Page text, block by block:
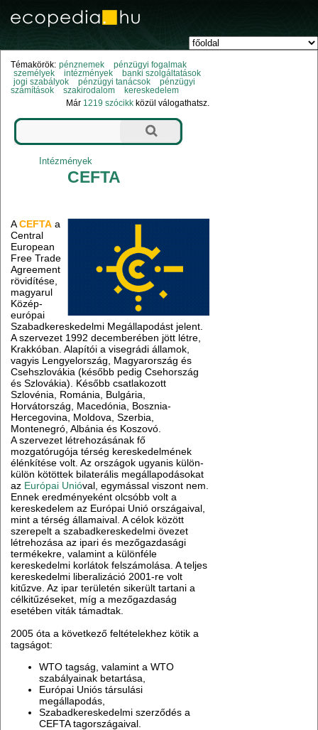
Témakörök: pénznemek
pénzügyi fogalmak
személyek
intézmények
banki szolgáltatások
jogi szabályok
pénzügyi tanácsok
pénzügyi
számítások
szakirodalom
kereskedelem
Már 1219 szócikk közül válogathatsz.
Intézmények
CEFTA
ACEFTA a
Central
European
Free Trade
Agreement
rövidítése,
magyarul
Közép-
európai
Szabadkereskedelmi Megállapodást jelent.
A szervezet 1992 decemberében jött létre,
Krakkóban. Alapítói a visegrádi államok,
vagyis Lengyelország, Magyarország és
Csehszlovákia (később pedig Csehország
és Szlovákia). Később csatlakozott
Szlovénia, Románia, Bulgária,
Horvátország, Macedónia, Bosznia-
Hercegovina, Moldova, Szerbia,
Montenegró, Albánia és Koszovó.
A szervezet létrehozásának fő
mozgatórugója térség kereskedelmének
élénkítése volt. Az országok ugyanis külön-
külön kötöttek bilaterális megállapodásokat
az Európai Unióval, egymással viszont nem.
Ennek eredményeként olcsóbb volt a
kereskedelem az Európai Unió országaival,
mint a térség államaival. A célok között
szerepelt a szabadkereskedelmi övezet
létrehozása az ipari és mezőgazdasági
termékekre, valamint a különféle
kereskedelmi korlátok felszámolása. A teljes
kereskedelmi liberalizáció 2001-re volt
kitűzve. Az ipar területén sikerült tartani a
célkitűzéseket, míg a mezőgazdaság
esetében viták támadtak.
2005 óta a következő feltételekhez kötik a
tagságot:
WTO tagság, valamint a WTO
szabályainak betartása,
Európai Uniós társulási
megállapodás,
Szabadkereskedelmi szerződés a
CEFTA tagországaival.